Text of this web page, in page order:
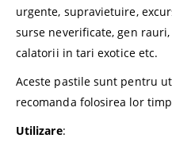
urgente, supravietuire,
surse neverificate, gen
calatorii in tari exotice etc.
Aceste pastile sunt pentru
recomanda folosirea lor
Utilizare: